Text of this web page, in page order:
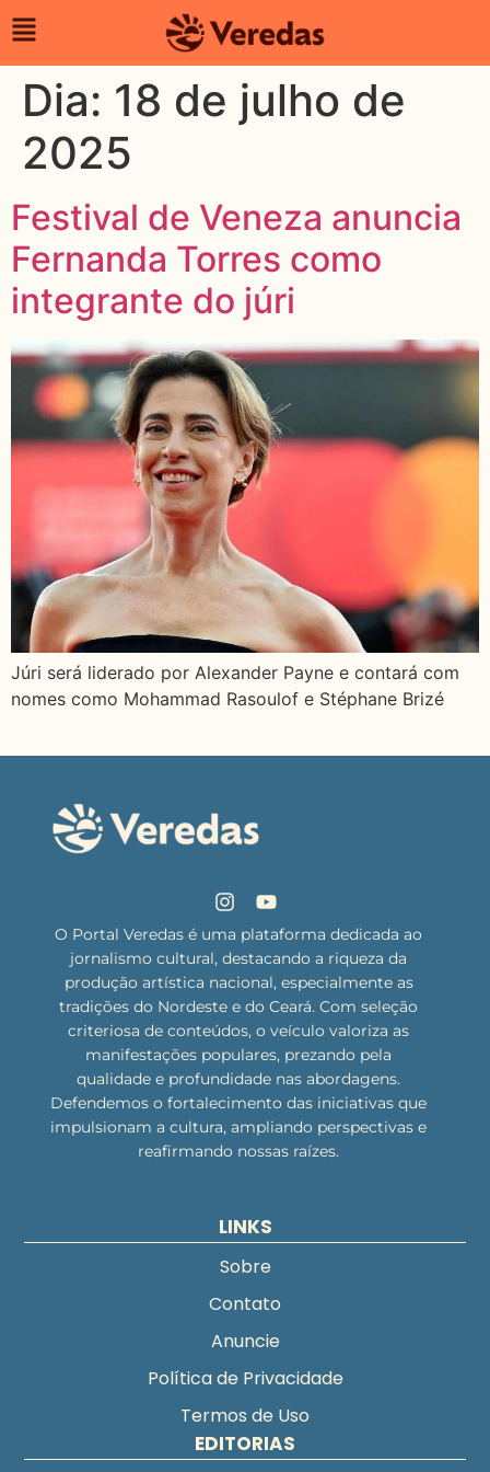
Dia: 18 de julho de
2025
Festival de Veneza anuncia
Fernanda Torres como
integrante do júri
Júri será liderado por Alexander Payne e contará com
nomes como Mohammad Rasoulof e Stéphane Brizé
O Portal Veredas é uma plataforma dedicada ao
jornalismo cultural, destacando a riqueza da
produção artística nacional, especialmente as
tradições do Nordeste e do Ceará. Com seleção
criteriosa de conteúdos, o veículo valoriza as
manifestações populares, prezando pela
qualidade e profundidade nas abordagens.
Defendemos o fortalecimento das iniciativas que
impulsionam a cultura, ampliando perspectivas e
reafirmando nossas raízes.
LINKS
Sobre
Contato
Anuncie
Política de Privacidade
Termos de Uso
EDITORIAS